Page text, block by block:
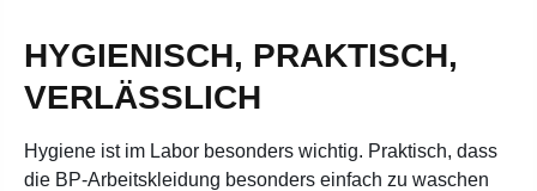
HYGIENISCH, PRAKTISCH,
VERLÄSSLICH
Hygiene ist im Labor besonders wichtig. Praktisch, dass
die BP-Arbeitskleidung besonders einfach zu waschen